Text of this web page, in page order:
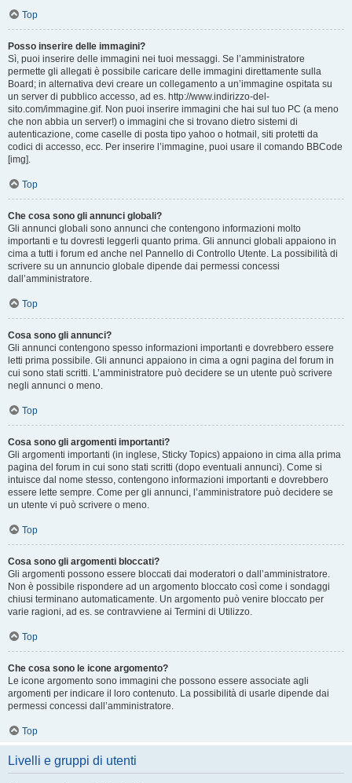
Top
Posso inserire delle immagini?
Sì, puoi inserire delle immagini nei tuoi messaggi. Se l’amministratore
permette gli allegati è possibile caricare delle immagini direttamente sulla
Board; in alternativa devi creare un collegamento a un’immagine ospitata su
un server di pubblico accesso, ad es. http://www.indirizzo-del-
sito.com/immagine.gif. Non puoi inserire immagini che hai sul tuo PC (a meno
che non abbia un server!) o immagini che si trovano dietro sistemi di
autenticazione, come caselle di posta tipo yahoo o hotmail, siti protetti da
codici di accesso, ecc. Per inserire l’immagine, puoi usare il comando BBCode
[img].
Top
Che cosa sono gli annunci globali?
Gli annunci globali sono annunci che contengono informazioni molto
importanti e tu dovresti leggerli quanto prima. Gli annunci globali appaiono in
cima a tutti i forum ed anche nel Pannello di Controllo Utente. La possibilità di
scrivere su un annuncio globale dipende dai permessi concessi
dall’amministratore.
Top
Cosa sono gli annunci?
Gli annunci contengono spesso informazioni importanti e dovrebbero essere
letti prima possibile. Gli annunci appaiono in cima a ogni pagina del forum in
cui sono stati scritti. L’amministratore può decidere se un utente può scrivere
negli annunci o meno.
Top
Cosa sono gli argomenti importanti?
Gli argomenti importanti (in inglese, Sticky Topics) appaiono in cima alla prima
pagina del forum in cui sono stati scritti (dopo eventuali annunci). Come si
intuisce dal nome stesso, contengono informazioni importanti e dovrebbero
essere lette sempre. Come per gli annunci, l’amministratore può decidere se
un utente vi può scrivere o meno.
Top
Cosa sono gli argomenti bloccati?
Gli argomenti possono essere bloccati dai moderatori o dall’amministratore.
Non è possibile rispondere ad un argomento bloccato così come i sondaggi
chiusi terminano automaticamente. Un argomento può venire bloccato per
varie ragioni, ad es. se contravviene ai Termini di Utilizzo.
Top
Che cosa sono le icone argomento?
Le icone argomento sono immagini che possono essere associate agli
argomenti per indicare il loro contenuto. La possibilità di usarle dipende dai
permessi concessi dall’amministratore.
Top
Livelli e gruppi di utenti